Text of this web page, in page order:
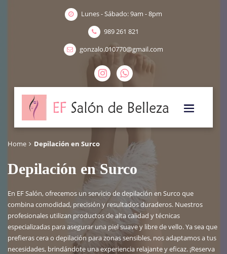
Lunes - Sábado: 9am - 8pm
989 261 821
gonzalo.010770@gmail.com
Home  Depilación en Surco
Depilación en Surco
En EF Salón, ofrecemos un servicio de depilación en Surco que
combina comodidad, precisión y resultados duraderos. Nuestros
profesionales utilizan productos de alta calidad y técnicas
especializadas para asegurar una piel suave y libre de vello. Ya sea que
prefieras cera o depilación para zonas sensibles, nos adaptamos a tus
necesidades, brindándote una experiencia relajante y eficaz. ¡Reserva